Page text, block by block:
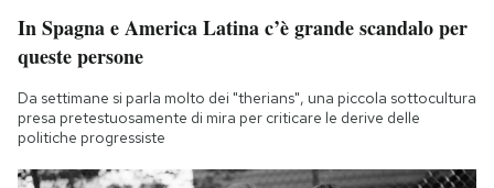
In Spagna e America Latina c’è grande scandalo per
queste persone
Da settimane si parla molto dei "therians", una piccola sottocultura
presa pretestuosamente di mira per criticare le derive delle
politiche progressiste